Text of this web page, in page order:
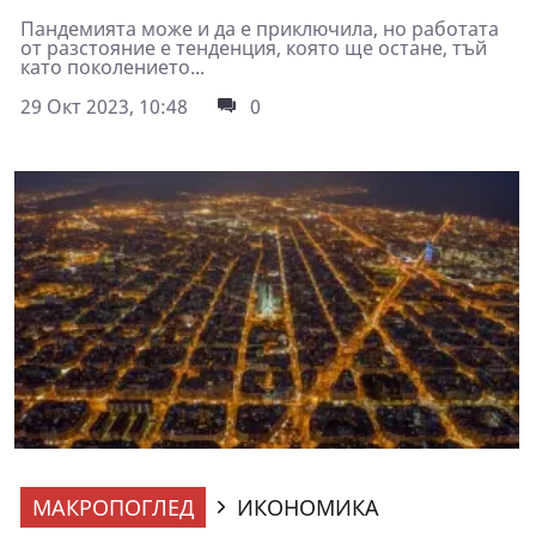
Пандемията може и да е приключила, но работата
от разстояние е тенденция, която ще остане, тъй
като поколението...
29 Окт 2023, 10:48
0
МАКРОПОГЛЕД
ИКОНОМИКА